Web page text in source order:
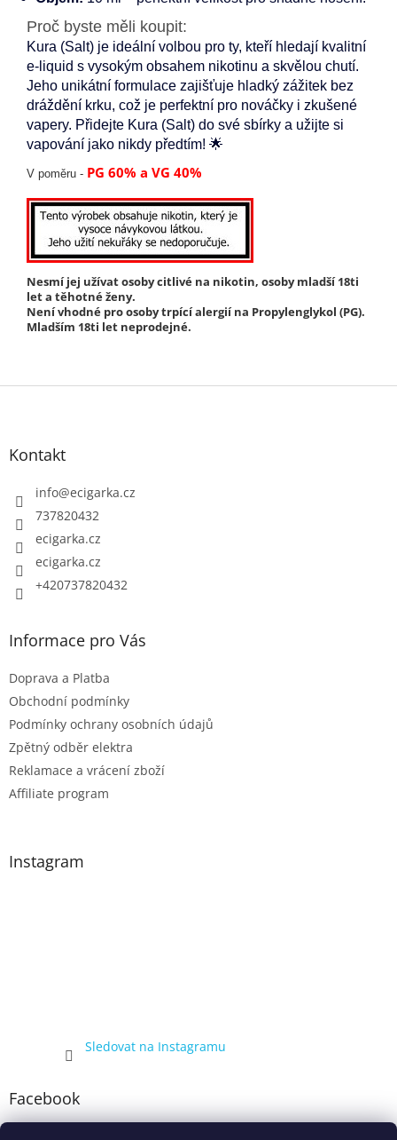
Proč byste měli koupit:
Kura (Salt) je ideální volbou pro ty, kteří hledají kvalitní
e-liquid s vysokým obsahem nikotinu a skvělou chutí.
Jeho unikátní formulace zajišťuje hladký zážitek bez
dráždění krku, což je perfektní pro nováčky i zkušené
vapery. Přidejte Kura (Salt) do své sbírky a užijte si
vapování jako nikdy předtím! 🌟
V poměru - PG 60% a VG 40%
Nesmí jej užívat osoby citlivé na nikotin, osoby mladší 18ti
let a těhotné ženy.
Není vhodné pro osoby trpící alergií na Propylenglykol (PG).
Mladším 18ti let neprodejné.
Kontakt
info@ecigarka.cz
737820432
ecigarka.cz
ecigarka.cz
+420737820432
Informace pro Vás
Doprava a Platba
Obchodní podmínky
Podmínky ochrany osobních údajů
Zpětný odběr elektra
Reklamace a vrácení zboží
Affiliate program
Instagram
Sledovat na Instagramu
Facebook